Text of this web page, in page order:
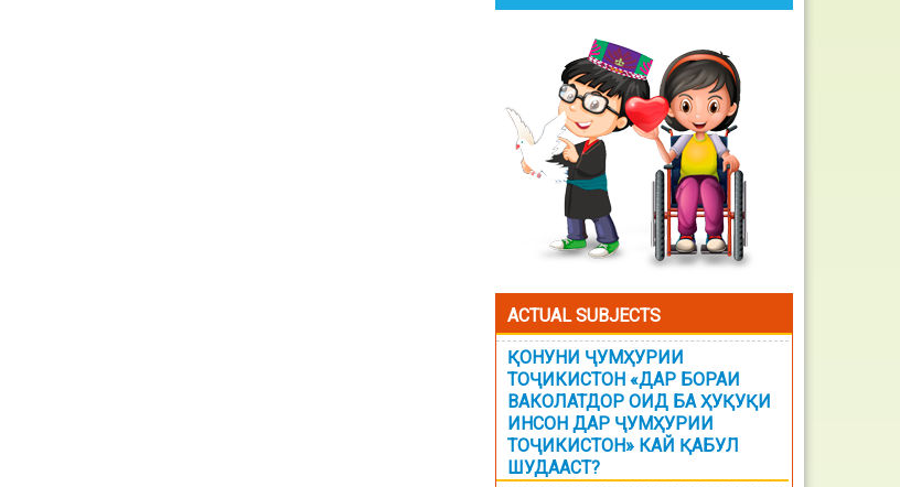
ACTUAL SUBJECTS
ҚОНУНИ ҶУМҲУРИИ
ТОҶИКИСТОН «ДАР БОРАИ
ВАКОЛАТДОР ОИД БА ҲУҚУҚИ
ИНСОН ДАР ҶУМҲУРИИ
ТОҶИКИСТОН» КАЙ ҚАБУЛ
ШУДААСТ?